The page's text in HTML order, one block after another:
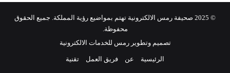
© 2025 صحيفة رمس الالكترونية تهتم بمواضيع رؤية المملكة. جميع الحقوق
محفوظة.
تصميم وتطوير رمس للخدمات الالكترونية
الرئيسية عن فريق العمل تقنية